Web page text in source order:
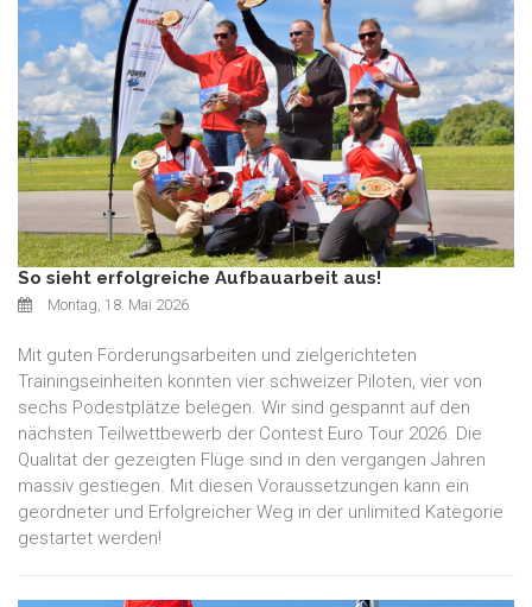
So sieht erfolgreiche Aufbauarbeit aus!
Montag, 18. Mai 2026
Mit guten Förderungsarbeiten und zielgerichteten
Trainingseinheiten konnten vier schweizer Piloten, vier von
sechs Podestplätze belegen. Wir sind gespannt auf den
nächsten Teilwettbewerb der Contest Euro Tour 2026. Die
Qualität der gezeigten Flüge sind in den vergangen Jahren
massiv gestiegen. Mit diesen Voraussetzungen kann ein
geordneter und Erfolgreicher Weg in der unlimited Kategorie
gestartet werden!